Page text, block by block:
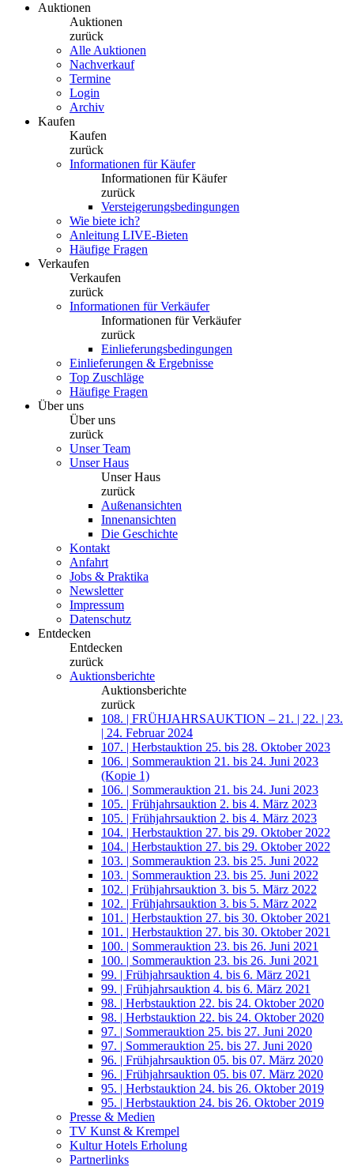
Auktionen
Auktionen
zurück
Alle Auktionen
Nachverkauf
Termine
Login
Archiv
Kaufen
Kaufen
zurück
Informationen für Käufer
Informationen für Käufer
zurück
Versteigerungsbedingungen
Wie biete ich?
Anleitung LIVE-Bieten
Häufige Fragen
Verkaufen
Verkaufen
zurück
Informationen für Verkäufer
Informationen für Verkäufer
zurück
Einlieferungsbedingungen
Einlieferungen & Ergebnisse
Top Zuschläge
Häufige Fragen
Über uns
Über uns
zurück
Unser Team
Unser Haus
Unser Haus
zurück
Außenansichten
Innenansichten
Die Geschichte
Kontakt
Anfahrt
Jobs & Praktika
Newsletter
Impressum
Datenschutz
Entdecken
Entdecken
zurück
Auktionsberichte
Auktionsberichte
zurück
108. | FRÜHJAHRSAUKTION – 21. | 22. | 23.
| 24. Februar 2024
107. | Herbstauktion 25. bis 28. Oktober 2023
106. | Sommerauktion 21. bis 24. Juni 2023
(Kopie 1)
106. | Sommerauktion 21. bis 24. Juni 2023
105. | Frühjahrsauktion 2. bis 4. März 2023
105. | Frühjahrsauktion 2. bis 4. März 2023
104. | Herbstauktion 27. bis 29. Oktober 2022
104. | Herbstauktion 27. bis 29. Oktober 2022
103. | Sommerauktion 23. bis 25. Juni 2022
103. | Sommerauktion 23. bis 25. Juni 2022
102. | Frühjahrsauktion 3. bis 5. März 2022
102. | Frühjahrsauktion 3. bis 5. März 2022
101. | Herbstauktion 27. bis 30. Oktober 2021
101. | Herbstauktion 27. bis 30. Oktober 2021
100. | Sommerauktion 23. bis 26. Juni 2021
100. | Sommerauktion 23. bis 26. Juni 2021
99. | Frühjahrsauktion 4. bis 6. März 2021
99. | Frühjahrsauktion 4. bis 6. März 2021
98. | Herbstauktion 22. bis 24. Oktober 2020
98. | Herbstauktion 22. bis 24. Oktober 2020
97. | Sommerauktion 25. bis 27. Juni 2020
97. | Sommerauktion 25. bis 27. Juni 2020
96. | Frühjahrsauktion 05. bis 07. März 2020
96. | Frühjahrsauktion 05. bis 07. März 2020
95. | Herbstauktion 24. bis 26. Oktober 2019
95. | Herbstauktion 24. bis 26. Oktober 2019
Presse & Medien
TV Kunst & Krempel
Kultur Hotels Erholung
Partnerlinks